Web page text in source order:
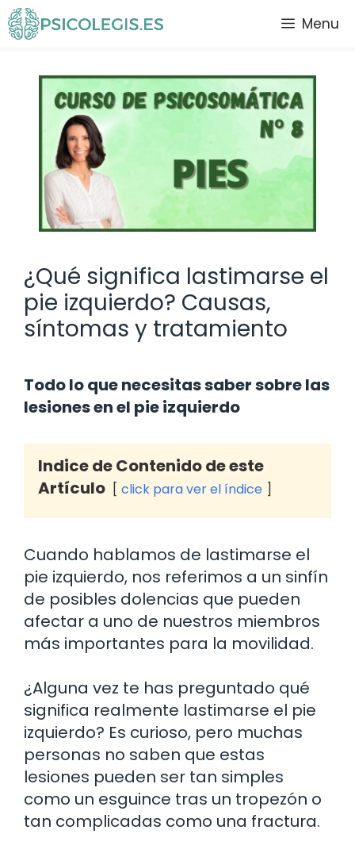
Saltar
al
Menu
¿Qué significa lastimarse el
pie izquierdo? Causas,
síntomas y tratamiento
Todo lo que necesitas saber sobre las
lesiones en el pie izquierdo
Indice de Contenido de este
Artículo
click para ver el índice
Cuando hablamos de lastimarse el
pie izquierdo, nos referimos a un sinfín
de posibles dolencias que pueden
afectar a uno de nuestros miembros
más importantes para la movilidad.
¿Alguna vez te has preguntado qué
significa realmente lastimarse el pie
izquierdo? Es curioso, pero muchas
personas no saben que estas
lesiones pueden ser tan simples
como un esguince tras un tropezón o
tan complicadas como una fractura.